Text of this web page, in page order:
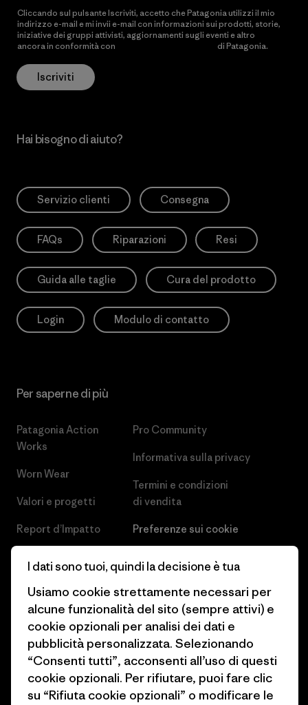
Cliccando sul pulsante Iscriviti, accetto che Patagonia utilizzi il mio
indirizzo e-mail e mi invii e-mail con informazioni sui prodotti, storie,
iniziative dei gruppi attivisti, aggiornamenti sugli eventi e altro
ancora in conformità con
di Patagonia.
Iscriviti
Hai bisogno di aiuto?
Servizio clienti Consegna
FAQs Riparazioni Resi
Guida alle taglie Cura del prodotto
Login Modulo di contatto
Per saperne di più
Patagonia Action
Works
Worn Wear
Valori e progetti
Report d’Impatto
Obiettivi climatici
1% For The Planet
Come finanziamo
Buoni regalo
Trova un negozio
Pro Community
Informativa sulla privacy
Termini e condizioni
di vendita
Preferenze sui cookie
Industry program
Programma di affiliazione
Patagonia Svizzera Mappa del
sito
I dati sono tuoi, quindi la decisione è tua
Usiamo cookie strettamente necessari per
alcune funzionalità del sito (sempre attivi) e
cookie opzionali per analisi dei dati e
pubblicità personalizzata. Selezionando
“Consenti tutti”, acconsenti all’uso di questi
cookie opzionali. Per rifiutare, puoi fare clic
su “Rifiuta cookie opzionali” o modificare le